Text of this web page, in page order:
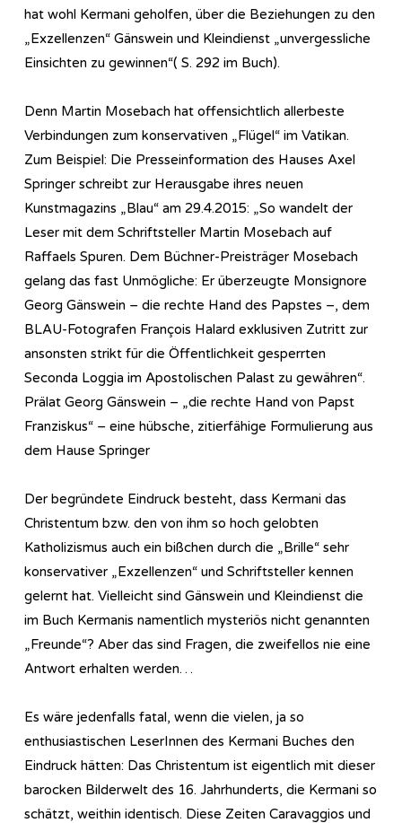
hat wohl Kermani geholfen, über die Beziehungen zu den
„Exzellenzen“ Gänswein und Kleindienst „unvergessliche
Einsichten zu gewinnen“( S. 292 im Buch).
Denn Martin Mosebach hat offensichtlich allerbeste
Verbindungen zum konservativen „Flügel“ im Vatikan.
Zum Beispiel: Die Presseinformation des Hauses Axel
Springer schreibt zur Herausgabe ihres neuen
Kunstmagazins „Blau“ am 29.4.2015: „So wandelt der
Leser mit dem Schriftsteller Martin Mosebach auf
Raffaels Spuren. Dem Büchner-Preisträger Mosebach
gelang das fast Unmögliche: Er überzeugte Monsignore
Georg Gänswein – die rechte Hand des Papstes –, dem
BLAU-Fotografen François Halard exklusiven Zutritt zur
ansonsten strikt für die Öffentlichkeit gesperrten
Seconda Loggia im Apostolischen Palast zu gewähren“.
Prälat Georg Gänswein – „die rechte Hand von Papst
Franziskus“ – eine hübsche, zitierfähige Formulierung aus
dem Hause Springer
Der begründete Eindruck besteht, dass Kermani das
Christentum bzw. den von ihm so hoch gelobten
Katholizismus auch ein bißchen durch die „Brille“ sehr
konservativer „Exzellenzen“ und Schriftsteller kennen
gelernt hat. Vielleicht sind Gänswein und Kleindienst die
im Buch Kermanis namentlich mysteriös nicht genannten
„Freunde“? Aber das sind Fragen, die zweifellos nie eine
Antwort erhalten werden…
Es wäre jedenfalls fatal, wenn die vielen, ja so
enthusiastischen LeserInnen des Kermani Buches den
Eindruck hätten: Das Christentum ist eigentlich mit dieser
barocken Bilderwelt des 16. Jahrhunderts, die Kermani so
schätzt, weithin identisch. Diese Zeiten Caravaggios und